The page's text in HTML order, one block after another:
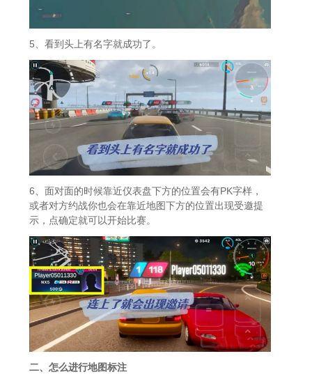
5、看到头上有名字就成功了。
6、面对面的时候靠近仪表盘下方的位置会有PK字样，
或者对方约战你也会在靠近地图下方的位置出现受邀提
示，点确定就可以开始比赛。
二、怎么进行地图标注